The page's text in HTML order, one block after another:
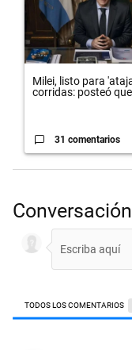
Milei, listo para
corridas: posteó
31 comentarios
Conversación
TODOS LOS COMENTARIOS